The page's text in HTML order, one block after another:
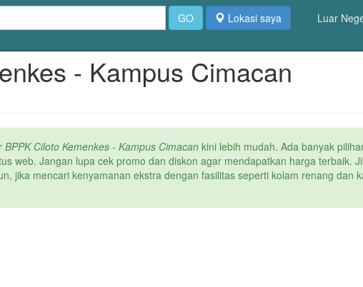
GO Lokasi saya Luar
- Kampus Cimacan
BPPK Ciloto Kemenkes - Kampus Cimacan kini lebih mudah. Ada banyak
web. Jangan lupa cek promo dan diskon agar mendapatkan harga terbaik.
jika mencari kenyamanan ekstra dengan fasilitas seperti kolam renang dan